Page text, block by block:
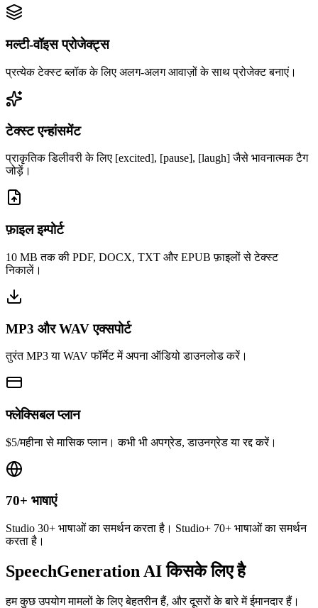
मल्टी-वॉइस प्रोजेक्ट्स
प्रत्येक टेक्स्ट ब्लॉक के लिए अलग-अलग आवाज़ों के साथ प्रोजेक्ट बनाएं।
टेक्स्ट एन्हांसमेंट
प्राकृतिक डिलीवरी के लिए [excited], [pause], [laugh] जैसे भावनात्मक टैग
जोड़ें।
फ़ाइल इम्पोर्ट
10 MB तक की PDF, DOCX, TXT और EPUB फ़ाइलों से टेक्स्ट
निकालें।
MP3 और WAV एक्सपोर्ट
तुरंत MP3 या WAV फॉर्मेट में अपना ऑडियो डाउनलोड करें।
फ्लेक्सिबल प्लान
$5/महीना से मासिक प्लान। कभी भी अपग्रेड, डाउनग्रेड या रद्द करें।
70+ भाषाएं
Studio 30+ भाषाओं का समर्थन करता है। Studio+ 70+ भाषाओं का समर्थन
करता है।
SpeechGeneration AI किसके लिए है
हम कुछ उपयोग मामलों के लिए बेहतरीन हैं, और दूसरों के बारे में ईमानदार हैं।